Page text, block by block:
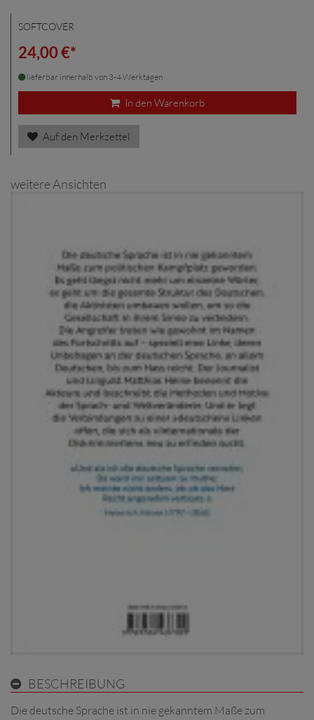
SOFTCOVER
24,00 €*
lieferbar innerhalb von 3-4 Werktagen
In den Warenkorb
Auf den Merkzettel
weitere Ansichten
BESCHREIBUNG
Die deutsche Sprache ist in nie gekanntem Maße zum